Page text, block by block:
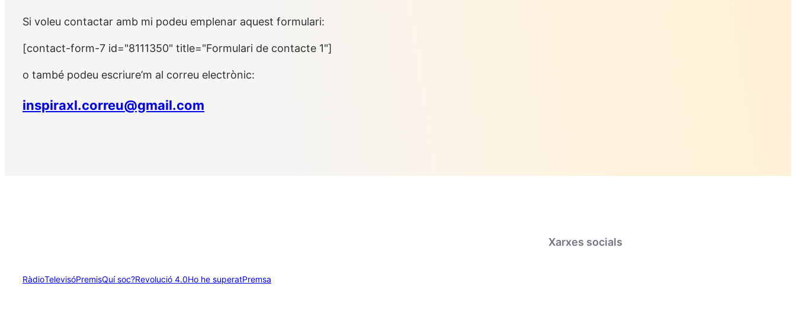
Si voleu contactar amb mi podeu emplenar aquest formulari:
[contact-form-7 id="8111350" title="Formulari de contacte 1"]
o també podeu escriure’m al correu electrònic:
inspiraxl.correu@gmail.com
RàdioTelevisóPremisQuí soc?Revolució 4.0Ho he superatPremsa
Xarxes socials